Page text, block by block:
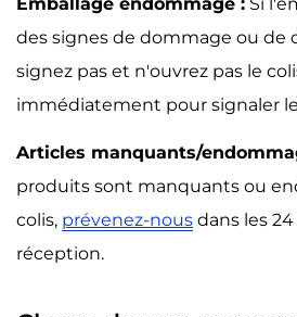
des signes de dommage ou de
signez pas et n'ouvrez pas le
immédiatement pour signaler
Articles manquants/
produits sont manquants ou
colis, prévenez-nousdans les
réception.